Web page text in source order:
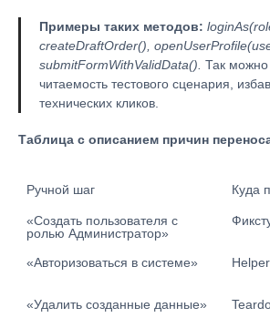
Примеры таких методов:
createDraftOrder(),
submitFormWithValidData(). Так можно
читаемость тестового сценария,
технических кликов.
Таблица с описанием причин
Ручной шаг Куда
«Создать пользователя с
ролью Администратор»
«Авторизоваться в системе»
«Удалить созданные данные»